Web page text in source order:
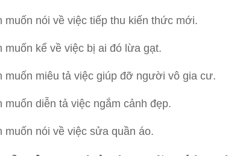
muốn nói về việc tiếp thu kiến thức mới.
muốn kể về việc bị ai đó lừa gạt.
muốn miêu tả việc giúp đỡ người vô gia cư.
muốn diễn tả việc ngắm cảnh đẹp.
muốn nói về việc sửa quần áo.